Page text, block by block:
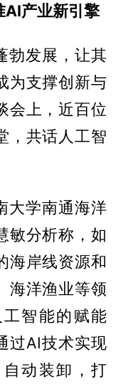
AI产业新引擎
勃发展，让其
为支撑创新与
会上，近百位
，共话人工智
大学南通海洋
敏分析称，如
海岸线资源和
海洋渔业等领
智能的赋能
过AI技术实现
动装卸，打